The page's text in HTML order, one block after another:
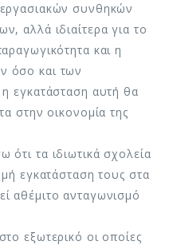
συνθηκών
αλλά ιδιαίτερα για το
και η
όσο και των
εγκατάσταση αυτή θα
στην οικονομία της
τα ιδιωτικά σχολεία
μή εγκατάσταση τους στα
αθέμιτο ανταγωνισμό
εξωτερικό οι οποίες